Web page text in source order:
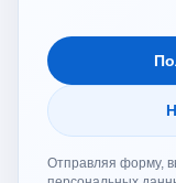
Отправляя форму,